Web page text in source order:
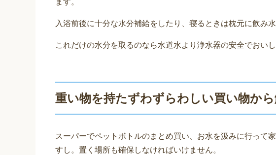
ます。
入浴前後に十分な水分補給をしたり、寝るときは枕元に飲み
これだけの水分を取るのなら水道水より浄水器の安全でおい
重い物を持たずわずらわしい買い物か
スーパーでペットボトルのまとめ買い、お水を汲みに行って
すし。置く場所も確保しなければいけません。